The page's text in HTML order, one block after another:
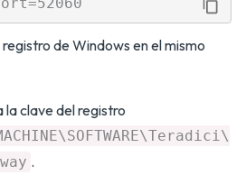
de Windows en el mismo
la clave del registro
.